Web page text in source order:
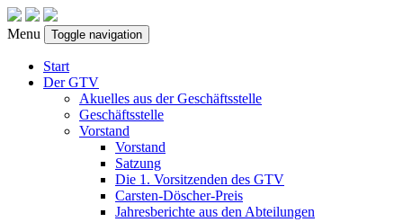
Menu Toggle navigation
Start
Der GTV
Akuelles aus der Geschäftsstelle
Geschäftsstelle
Vorstand
Vorstand
Satzung
Die 1. Vorsitzenden des GTV
Carsten-Döscher-Preis
Jahresberichte aus den Abteilungen